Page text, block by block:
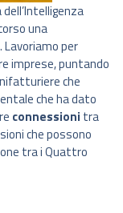
una
per
imprese, puntando
che
che ha dato
connessioni tra
che possono
tra i Quattro